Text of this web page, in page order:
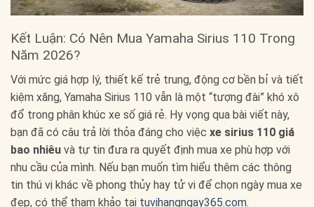
Kết Luận: Có Nên Mua Yamaha Sirius 110 Trong
Năm 2026?
Với mức giá hợp lý, thiết kế trẻ trung, động cơ bền bỉ và tiết
kiệm xăng, Yamaha Sirius 110 vẫn là một “tượng đài” khó xô
đổ trong phân khúc xe số giá rẻ. Hy vọng qua bài viết này,
bạn đã có câu trả lời thỏa đáng cho việc xe sirius 110 giá
bao nhiêu và tự tin đưa ra quyết định mua xe phù hợp với
nhu cầu của mình. Nếu bạn muốn tìm hiểu thêm các thông
tin thú vị khác về phong thủy hay tử vi để chọn ngày mua xe
đẹp, có thể tham khảo tại tuvihangngay365.com.